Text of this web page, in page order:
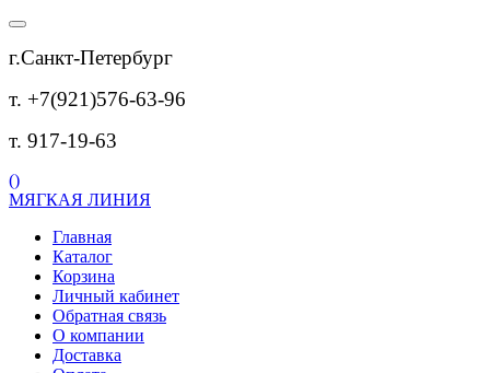
г.Санкт-Петербург
т. +7(921)576-63-96
т. 917-19-63
()
МЯГКАЯ ЛИНИЯ
Главная
Каталог
Корзина
Личный кабинет
Обратная связь
О компании
Доставка